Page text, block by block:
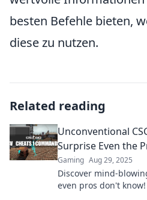
besten Befehle bieten,
diese zu nutzen.
Related reading
Unconventional
Surprise Even the
Gaming Aug 29, 2025
Discover mind-
even pros don't